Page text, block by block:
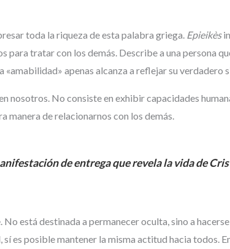
toda la riqueza de esta palabra griega. Epieikès
tratar con los demás. Describe a una persona
apenas alcanza a reflejar su verdadero
nosotros. No consiste en exhibir capacidades
manera de relacionarnos con los demás.
de entrega que revela la vida de
está destinada a permanecer oculta, sino a
es posible mantener la misma actitud hacia todos.